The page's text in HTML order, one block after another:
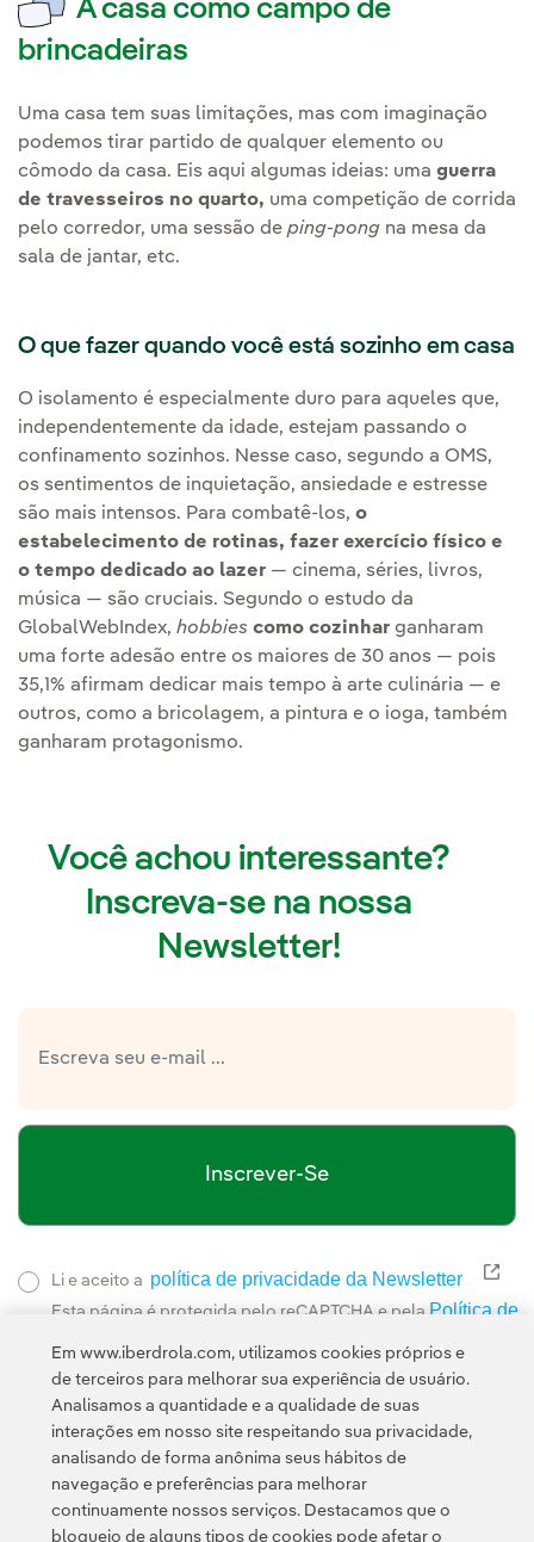
A casa como campo de
brincadeiras
Uma casa tem suas limitações, mas com imaginação
podemos tirar partido de qualquer elemento ou
cômodo da casa. Eis aqui algumas ideias: uma guerra
de travesseiros no quarto, uma competição de corrida
pelo corredor, uma sessão de ping-pong na mesa da
sala de jantar, etc.
O que fazer quando você está sozinho em casa
O isolamento é especialmente duro para aqueles que,
independentemente da idade, estejam passando o
confinamento sozinhos. Nesse caso, segundo a OMS,
os sentimentos de inquietação, ansiedade e estresse
são mais intensos. Para combatê-los, o
estabelecimento de rotinas, fazer exercício físico e
o tempo dedicado ao lazer — cinema, séries, livros,
música — são cruciais. Segundo o estudo da
GlobalWebIndex, hobbies como cozinhar ganharam
uma forte adesão entre os maiores de 30 anos — pois
35,1% afirmam dedicar mais tempo à arte culinária — e
outros, como a bricolagem, a pintura e o ioga, também
ganharam protagonismo.
Você achou interessante?
Inscreva-se na nossa
Newsletter!
Inscrever-Se
Li e aceito a política de privacidade da Newsletter Link
Esta página é protegida pelo reCAPTCHA e pela Política de
Contato Clientes Política de Privacidade Informação legal
Em www.iberdrola.com, utilizamos cookies próprios e
de terceiros para melhorar sua experiência de usuário.
Analisamos a quantidade e a qualidade de suas
interações em nosso site respeitando sua privacidade,
analisando de forma anônima seus hábitos de
navegação e preferências para melhorar
continuamente nossos serviços. Destacamos que o
bloqueio de alguns tipos de cookies pode afetar o